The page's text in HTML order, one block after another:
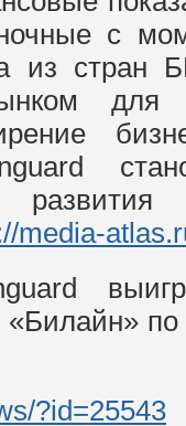
с
из стран
media-
?id=25543